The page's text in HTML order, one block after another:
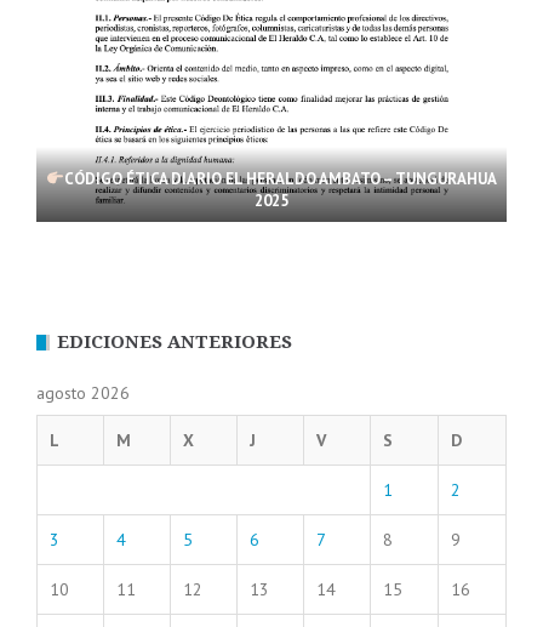
CÓDIGO ÉTICA DIARIO EL HERALDO AMBATO – TUNGURAHUA
2025
EDICIONES ANTERIORES
agosto 2026
L M X J V S D
1 2
3 4 5 6 7 8 9
10 11 12 13 14 15 16